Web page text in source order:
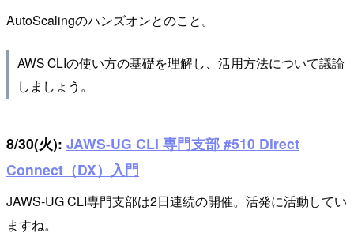
AutoScalingのハンズオンとのこと。
AWS CLIの使い方の基礎を理解し、活用方法について議論
しましょう。
8/30(火): JAWS-UG CLI 専門支部 #510 Direct
Connect（DX）入門
JAWS-UG CLI専門支部は2日連続の開催。活発に活動してい
ますね。